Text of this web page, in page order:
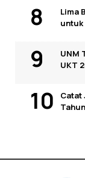
Lima
untuk
UNM
UKT
Catat